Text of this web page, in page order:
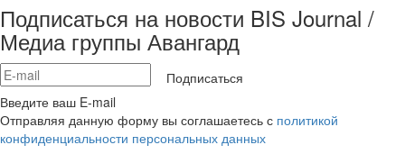
Подписаться на новости BIS Journal /
Медиа группы Авангард
Подписаться
Введите ваш E-mail
Отправляя данную форму вы соглашаетесь с политикой
конфиденциальности персональных данных